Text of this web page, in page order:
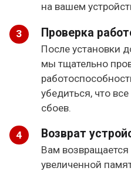
на вашем
Проверка
После установки
мы тщательно
убедиться, что
сбоев.
Возврат
Вам
увеличенной